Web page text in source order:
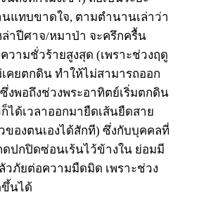
แทบขาดใจ, ตามตำนานเล่าว่า
าปีศาจ/หมาป่า จะครึกครื้น
วามชั่วร้ายสูงสุด (เพราะช่วงฤดู
คยตกดิน ทำให้ไม่สามารถออก
งพอถึงช่วงพระอาทิตย์เริ่มตกดิน
ได้เวลาออกมายืดเส้นยืดสาย
องตนเองได้สักที) ซึ่งกับบุคคลที่
ดปกปิดซ่อนเร้นไว้ข้างใน ย่อมมี
วภัยต่อความมืดมิด เพราะช่วง
ขึ้นได้